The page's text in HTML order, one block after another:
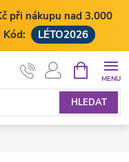
při nákupu nad 3.000
Kód:
LÉTO2026
HLEDAT
NÁKUPNÍ
KOŠÍK